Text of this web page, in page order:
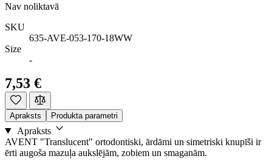
Nav noliktavā
SKU
635-AVE-053-170-18WW
Size
-
7,53 €
Apraksts Produkta parametri
Apraksts
AVENT "Translucent" ortodontiski, ārdāmi un simetriski knupīši ir
ērti augoša mazuļa aukslējām, zobiem un smaganām.